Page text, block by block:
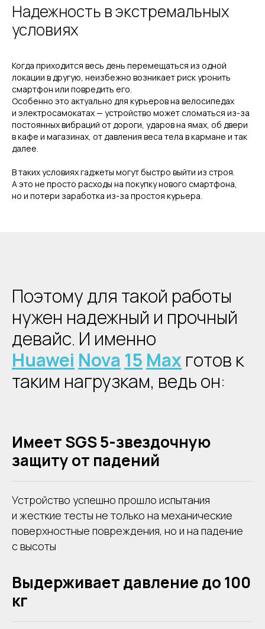
Надежность в экстремальных
условиях
Когда приходится весь день перемещаться из одной
локации в другую, неизбежно возникает риск уронить
смартфон или повредить его.
Особенно это актуально для курьеров на велосипедах
и электросамокатах — устройство может сломаться из-за
постоянных вибраций от дороги, ударов на ямах, об двери
в кафе и магазинах, от давления веса тела в кармане и так
далее.
В таких условиях гаджеты могут быстро выйти из строя.
А это не просто расходы на покупку нового смартфона,
но и потери заработка из-за простоя курьера.
Поэтому для такой работы
нужен надежный и прочный
девайс. И именно
Huawei Nova 15 Max готов к
таким нагрузкам, ведь он:
Имеет SGS 5-звездочную
защиту от падений
Устройство успешно прошло испытания
и жесткие тесты не только на механические
поверхностные повреждения, но и на падение
с высоты
Выдерживает давление до 100
кг